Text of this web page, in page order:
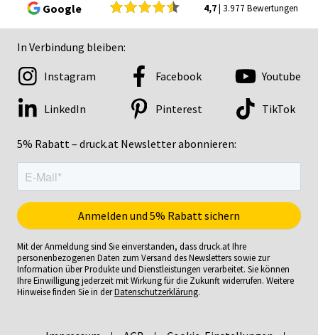
Google 4,7| 3.977 Bewertungen
In Verbindung bleiben:
5% Rabatt – druck.at Newsletter abonnieren:
Instagram Facebook Youtube
LinkedIn Pinterest TikTok
Mit der Anmeldung sind Sie einverstanden, dass druck.at Ihre
personenbezogenen Daten zum Versand des Newsletters sowie zur
Information über Produkte und Dienstleistungen verarbeitet. Sie können
Ihre Einwilligung jederzeit mit Wirkung für die Zukunft widerrufen. Weitere
Hinweise finden Sie in derDatenschutzerklärung.